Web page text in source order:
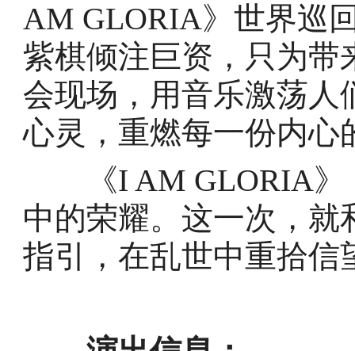
AM GLORIA》世界巡
紫棋倾注巨资，只为带
会现场，用音乐激荡人
心灵，重燃每一份内心
《I AM GLORIA》
中的荣耀。这一次，就
指引，在乱世中重拾信